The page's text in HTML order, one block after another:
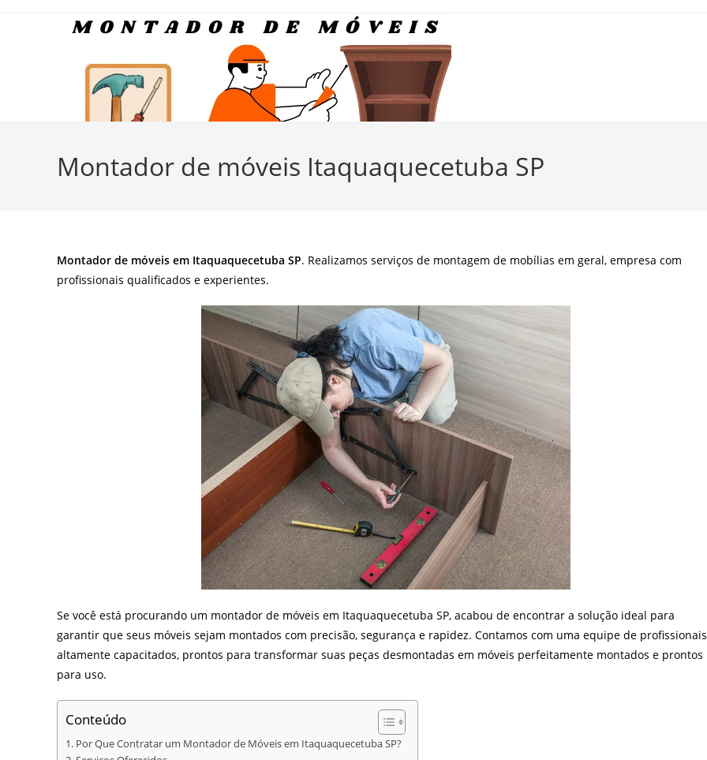
Montador de móveis Itaquaquecetuba SP
Montador de móveis em Itaquaquecetuba SP. Realizamos serviços de montagem de mobílias em geral, empresa com
profissionais qualificados e experientes.
Se você está procurando um montador de móveis em Itaquaquecetuba SP, acabou de encontrar a solução ideal para
garantir que seus móveis sejam montados com precisão, segurança e rapidez. Contamos com uma equipe de profissionais
altamente capacitados, prontos para transformar suas peças desmontadas em móveis perfeitamente montados e prontos
para uso.
Conteúdo
Por Que Contratar um Montador de Móveis em Itaquaquecetuba SP?